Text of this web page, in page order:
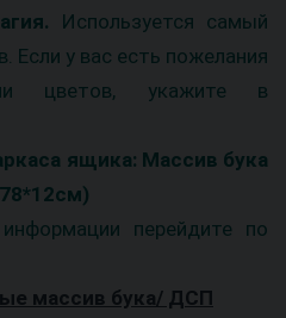
Используется самый
Если у вас есть пожелания
цветов, укажите в
ящика: Массив бука
перейдите по
массив бука/ ДСП